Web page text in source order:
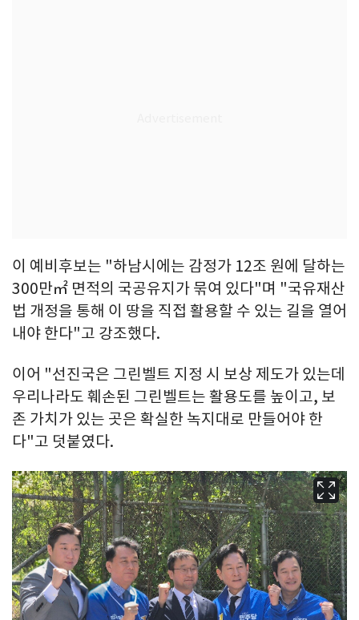
이 예비후보는 "하남시에는 감정가 12조 원에 달하는
300만㎡ 면적의 국공유지가 묶여 있다"며 "국유재산
법 개정을 통해 이 땅을 직접 활용할 수 있는 길을 열어
내야 한다"고 강조했다.
이어 "선진국은 그린벨트 지정 시 보상 제도가 있는데
우리나라도 훼손된 그린벨트는 활용도를 높이고, 보
존 가치가 있는 곳은 확실한 녹지대로 만들어야 한
다"고 덧붙였다.